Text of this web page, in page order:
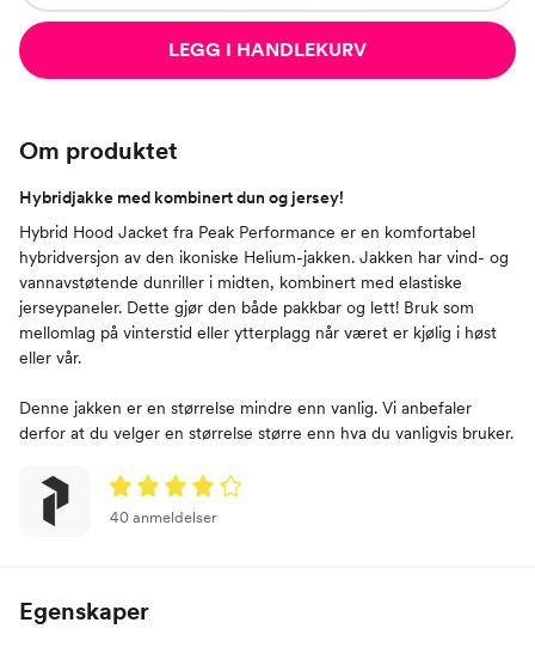
LEGG I HANDLEKURV
Om produktet
Hybridjakke med kombinert dun og jersey!
Hybrid Hood Jacket fra Peak Performance er en komfortabel
hybridversjon av den ikoniske Helium-jakken. Jakken har vind- og
vannavstøtende dunriller i midten, kombinert med elastiske
jerseypaneler. Dette gjør den både pakkbar og lett! Bruk som
mellomlag på vinterstid eller ytterplagg når været er kjølig i høst
eller vår.
Denne jakken er en størrelse mindre enn vanlig. Vi anbefaler
derfor at du velger en størrelse større enn hva du vanligvis bruker.
40 anmeldelser
Egenskaper